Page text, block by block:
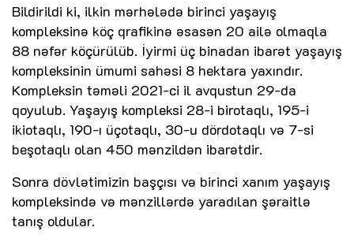
Bildirildi ki, ilkin mərhələdə birinci yaşayış
kompleksinə köç qrafikinə əsasən 20 ailə olmaqla
88 nəfər köçürülüb. İyirmi üç binadan ibarət yaşayış
kompleksinin ümumi sahəsi 8 hektara yaxındır.
Kompleksin təməli 2021-ci il avqustun 29-da
qoyulub. Yaşayış kompleksi 28-i birotaqlı, 195-i
ikiotaqlı, 190-ı üçotaqlı, 30-u dördotaqlı və 7-si
beşotaqlı olan 450 mənzildən ibarətdir.
Sonra dövlətimizin başçısı və birinci xanım yaşayış
kompleksində və mənzillərdə yaradılan şəraitlə
tanış oldular.